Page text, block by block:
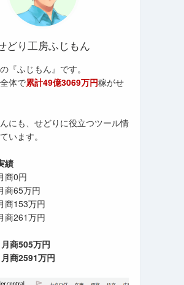
どり工房ふじもん
『ふじもん』です。
体で累計49億3069万円稼がせ
にも、せどりに役立つツール情
います。
績
商0円
65万円
153万円
261万円
月商505万円
月商2591万円